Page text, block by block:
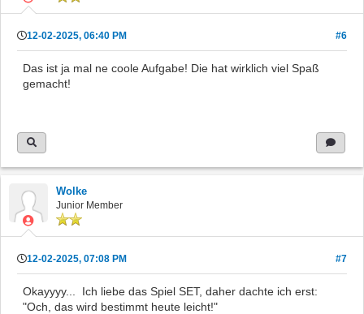
12-02-2025, 06:40 PM #6
Das ist ja mal ne coole Aufgabe! Die hat wirklich viel Spaß
gemacht!
Wolke
Junior Member
12-02-2025, 07:08 PM #7
Okayyyy... Ich liebe das Spiel SET, daher dachte ich erst:
"Och, das wird bestimmt heute leicht!"